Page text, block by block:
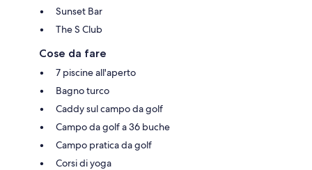
Sunset Bar
The S Club
Cose da fare
7 piscine all'aperto
Bagno turco
Caddy sul campo da golf
Campo da golf a 36 buche
Campo pratica da golf
Corsi di yoga